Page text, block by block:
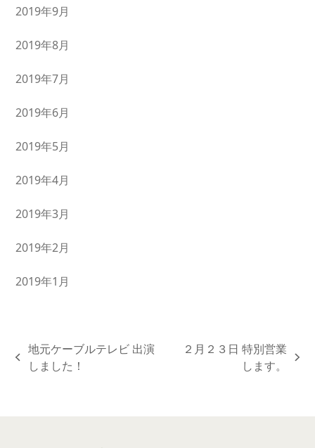
2019年9月
2019年8月
2019年7月
2019年6月
2019年5月
2019年4月
2019年3月
2019年2月
2019年1月
previous
地元ケーブルテレビ 出演
しました！
２月２３日 特別営業
します。